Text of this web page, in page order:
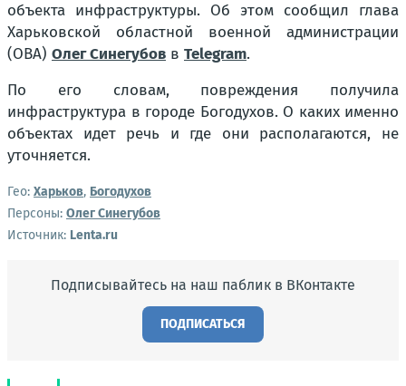
объекта инфраструктуры. Об этом сообщил глава
Харьковской областной военной администрации
(ОВА) Олег Синегубов в Telegram.
По его словам, повреждения получила
инфраструктура в городе Богодухов. О каких именно
объектах идет речь и где они располагаются, не
уточняется.
Гео: Харьков, Богодухов
Персоны: Олег Синегубов
Источник: Lenta.ru
Подписывайтесь на наш паблик в ВКонтакте
ПОДПИСАТЬСЯ